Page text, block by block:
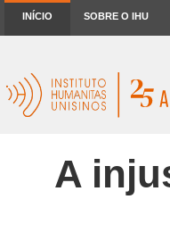
INÍCIO SOBRE O IHU
A